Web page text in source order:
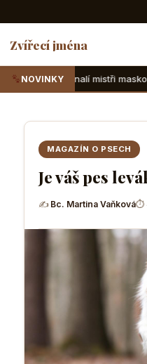
Zvířecí jména
NOVINKY
maskování, které v teráriu
MAGAZÍN O PSECH
Je váš pes
✍ Bc. Martina Vaňková⏱